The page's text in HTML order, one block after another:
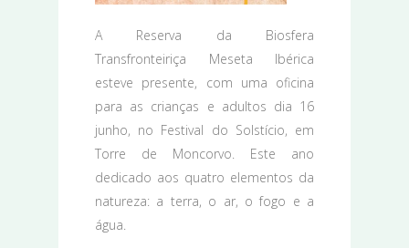
A Reserva da Biosfera
Transfronteiriça Meseta Ibérica
esteve presente, com uma oficina
para as crianças e adultos dia 16
junho, no Festival do Solstício, em
Torre de Moncorvo. Este ano
dedicado aos quatro elementos da
natureza: a terra, o ar, o fogo e a
água.